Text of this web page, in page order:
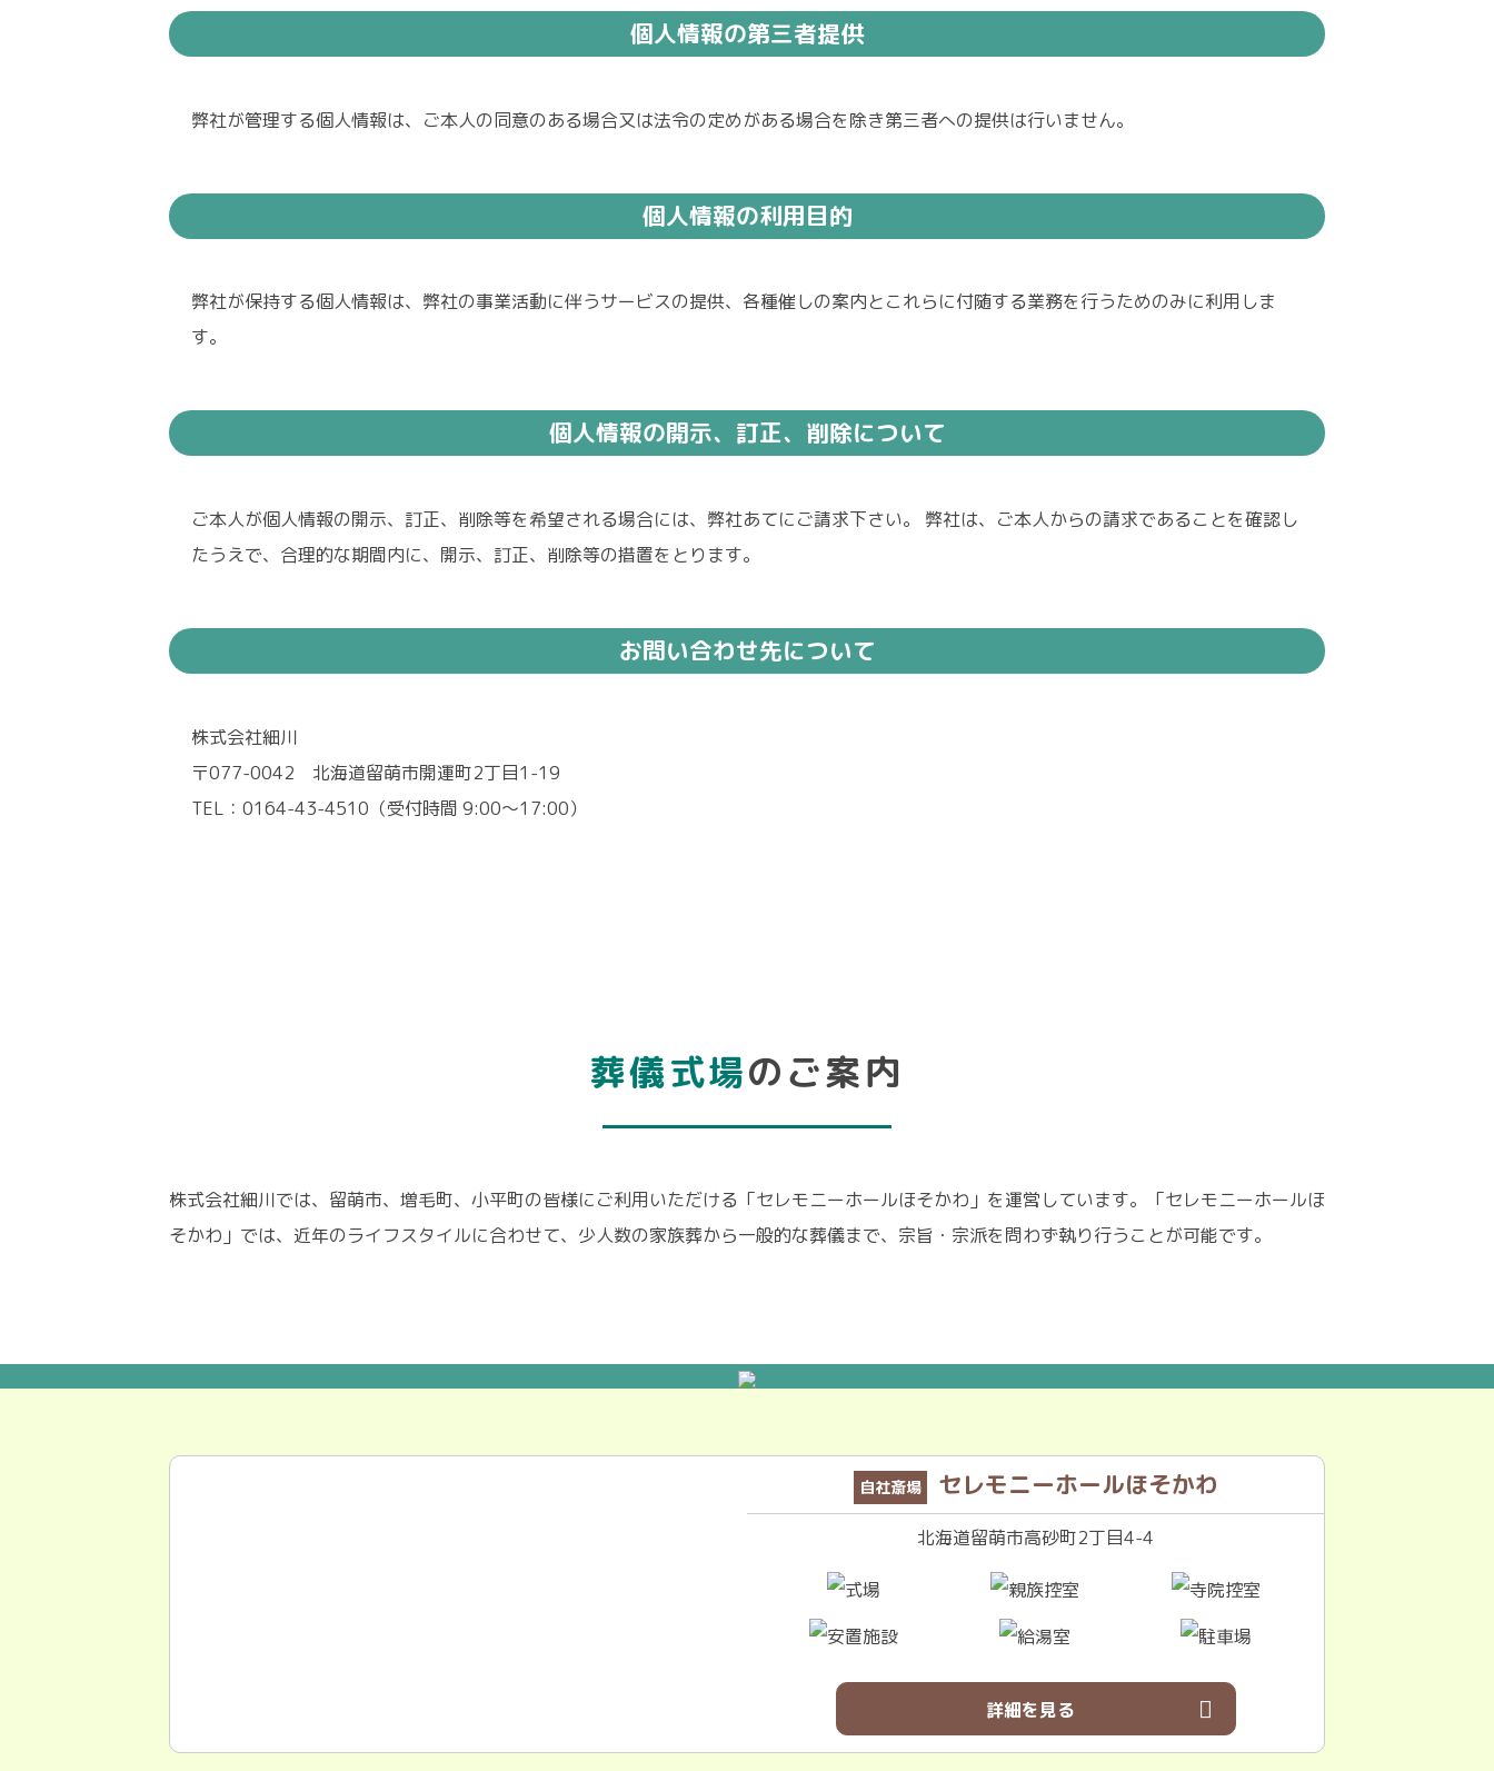
個人情報の第三者提供
弊社が管理する個人情報は、ご本人の同意のある場合又は法令の定めがある場合を除き第三者への提供は行いません。
個人情報の利用目的
弊社が保持する個人情報は、弊社の事業活動に伴うサービスの提供、各種催しの案内とこれらに付随する業務を行うためのみに利用しま
す。
個人情報の開示、訂正、削除について
ご本人が個人情報の開示、訂正、削除等を希望される場合には、弊社あてにご請求下さい。 弊社は、ご本人からの請求であることを確認し
たうえで、合理的な期間内に、開示、訂正、削除等の措置をとります。
お問い合わせ先について
株式会社細川
〒077-0042 北海道留萌市開運町2丁目1-19
TEL：0164-43-4510（受付時間 9:00～17:00）
葬儀式場のご案内
株式会社細川では、留萌市、増毛町、小平町の皆様にご利用いただける「セレモニーホールほそかわ」を運営しています。「セレモニーホールほ
そかわ」では、近年のライフスタイルに合わせて、少人数の家族葬から一般的な葬儀まで、宗旨・宗派を問わず執り行うことが可能です。
自社斎場 セレモニーホールほそかわ
北海道留萌市高砂町2丁目4-4
詳細を見る